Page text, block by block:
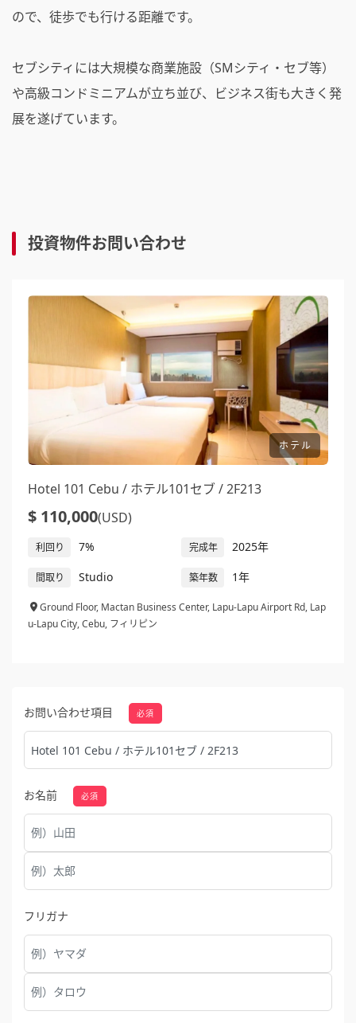
ので、徒歩でも行ける距離です。
セブシティには大規模な商業施設（SMシティ・セブ等）
や高級コンドミニアムが立ち並び、ビジネス街も大きく発
展を遂げています。
投資物件お問い合わせ
ホテル
Hotel 101 Cebu / ホテル101セブ / 2F213
$ 110,000(USD)
利回り 7% 完成年 2025年
間取り Studio 築年数 1年
Ground Floor, Mactan Business Center, Lapu-Lapu Airport Rd, Lap
u-Lapu City, Cebu, フィリピン
お問い合わせ項目 必須
お名前 必須
フリガナ